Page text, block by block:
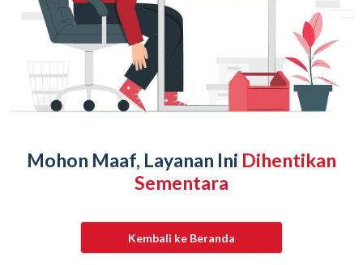
Mohon Maaf, Layanan Ini Dihentikan
Sementara
Kembali ke Beranda